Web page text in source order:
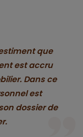
que
est accru
Dans ce
est
dossier de